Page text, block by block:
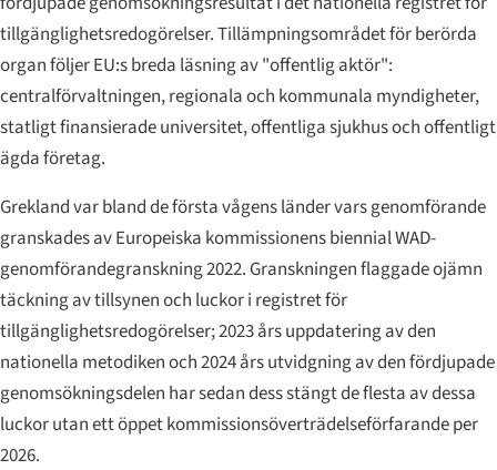
tillgänglighetsredogörelser. Tillämpningsområdet för berörda
organ följer EU:s breda läsning av "offentlig aktör":
centralförvaltningen, regionala och kommunala myndigheter,
statligt finansierade universitet, offentliga sjukhus och offentligt
ägda företag.
Grekland var bland de första vågens länder vars genomförande
granskades av Europeiska kommissionens biennial WAD-
genomförandegranskning 2022. Granskningen flaggade ojämn
täckning av tillsynen och luckor i registret för
tillgänglighetsredogörelser; 2023 års uppdatering av den
nationella metodiken och 2024 års utvidgning av den fördjupade
genomsökningsdelen har sedan dess stängt de flesta av dessa
luckor utan ett öppet kommissionsöverträdelseförfarande per
2026.